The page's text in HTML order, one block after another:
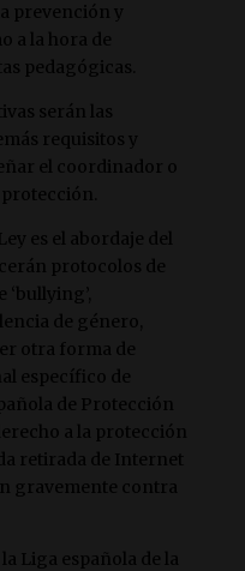
prevención y
a la hora de
pedagógicas.
serán las
requisitos y
el coordinador o
es el abordaje del
protocolos de
de género,
otra forma de
específico de
de Protección
a la protección
retirada de Internet
gravemente contra
Liga española de la